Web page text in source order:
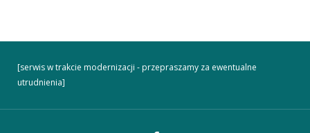
[serwis w trakcie modernizacji - przepraszamy za ewentualne
utrudnienia]